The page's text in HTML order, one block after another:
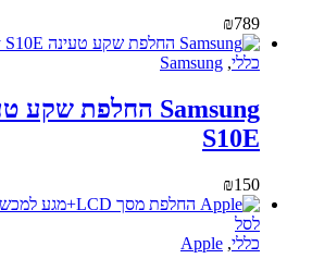
₪789
כללי,
Samsung
S10E
₪150
לסל
כללי,
Apple